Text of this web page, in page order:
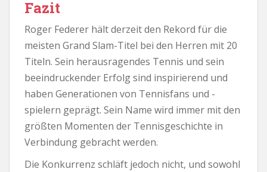
Fazit
Roger Federer hält derzeit den Rekord für die
meisten Grand Slam-Titel bei den Herren mit 20
Titeln. Sein herausragendes Tennis und sein
beeindruckender Erfolg sind inspirierend und
haben Generationen von Tennisfans und -
spielern geprägt. Sein Name wird immer mit den
größten Momenten der Tennisgeschichte in
Verbindung gebracht werden.
Die Konkurrenz schläft jedoch nicht, und sowohl